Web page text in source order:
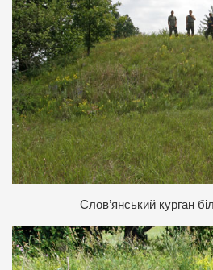
Слов’янський курган